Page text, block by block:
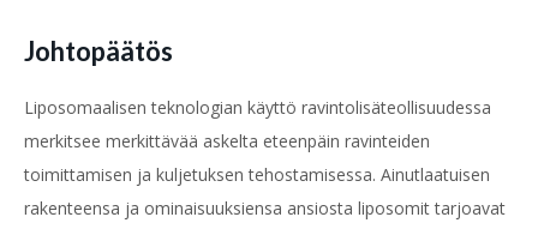
Johtopäätös
Liposomaalisen teknologian käyttö ravintolisäteollisuudessa
merkitsee merkittävää askelta eteenpäin ravinteiden
toimittamisen ja kuljetuksen tehostamisessa. Ainutlaatuisen
rakenteensa ja ominaisuuksiensa ansiosta liposomit tarjoavat